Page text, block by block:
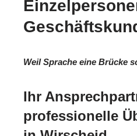
Weil Sprache eine Brücke
Ihr
professionelle